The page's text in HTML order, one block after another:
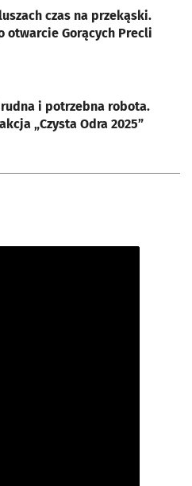
czas na przekąski.
otwarcie Gorących Precli
i potrzebna robota.
„Czysta Odra 2025”